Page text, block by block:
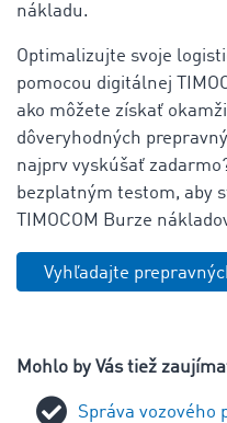
nákladu.
Optimalizujte svoje
pomocou digitálnej
ako môžete získať
dôveryhodných
najprv vyskúšať
bezplatným testom, aby
TIMOCOM Burze
Vyhľadajte
Mohlo by Vás tiež
Správa vozového